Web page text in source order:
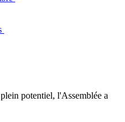
potentiel, l'Assemblée a